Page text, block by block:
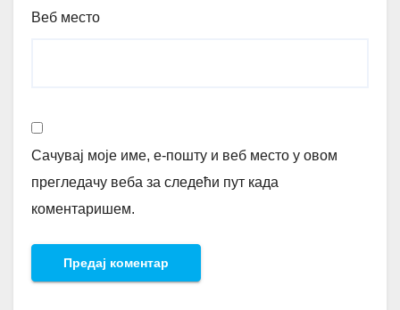
Веб место
Сачувај моје име, е-пошту и веб место у овом
прегледачу веба за следећи пут када
коментаришем.